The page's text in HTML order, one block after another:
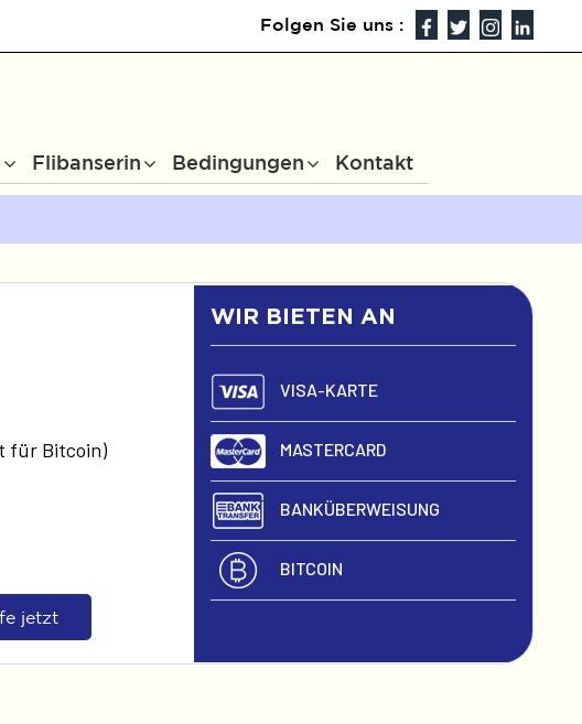
Folgen Sie uns :
Flibanserin Bedingungen Kontakt
für Bitcoin)
jetzt
WIR BIETEN AN
VISA-KARTE
MASTERCARD
BANKÜBERWEISUNG
BITCOIN